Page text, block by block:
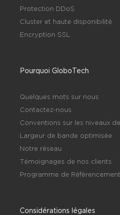
Protection DDoS
Cluster et haute disponibilité
Encryption SSL
Pourquoi GloboTech
Quelques mots sur nous
Contactez-nous
Conventions sur les niveaux
Largeur de bande optimisée
Notre réseau
Témoignages de nos clients
Programme de Référencement
Considérations légales